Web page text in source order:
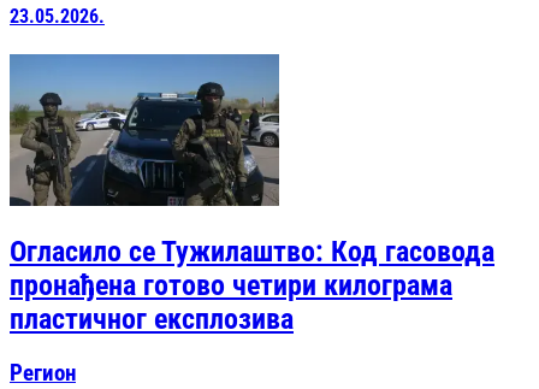
23.05.2026.
Огласило се Тужилаштво: Код гасовода
пронађена готово четири килограма
пластичног експлозива
Регион